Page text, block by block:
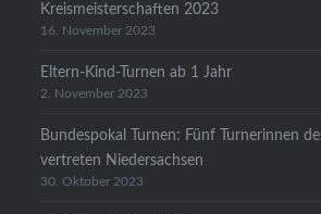
Kreismeisterschaften 2023
16. November 2023
Eltern-Kind-Turnen ab 1 Jahr
2. November 2023
Bundespokal Turnen: Fünf Turnerinnen
vertreten Niedersachsen
30. Oktober 2023